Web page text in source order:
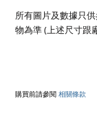
所有圖片及數據只
物為準 (上述尺寸跟
購買前請參閱 相關條款